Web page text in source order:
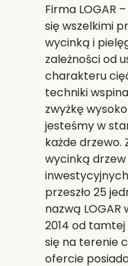
Firma LOGAR
się wszelkimi
wycinką i
zależności od
charakteru
techniki
zwyżkę
jesteśmy w
każde drzewo.
wycinką
przeszło 25
nazwą
2014 od
się na terenie
ofercie